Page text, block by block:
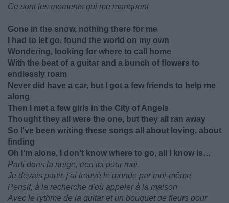
Ce sont les moments qui me manquent
Gone in the snow, nothing there for me
I had to let go, found the world on my own
Wondering, looking for where to call home
With the beat of a guitar and a bunch of flowers to
endlessly roam
Never did have a car, but I got a few friends to help me
along
Then I met a few girls in the City of Angels
Thought they all were the one, but they all ran away
So I've been writing these songs all about loving, about
finding
Oh I'm alone, I don't know where to go, all I know is…
Parti dans la neige, rien ici pour moi
Je devais partir, j'ai trouvé le monde par moi-même
Pensif, à la recherche d'où appeler à la maison
Avec le rythme de la guitar et un bouquet de fleurs pour